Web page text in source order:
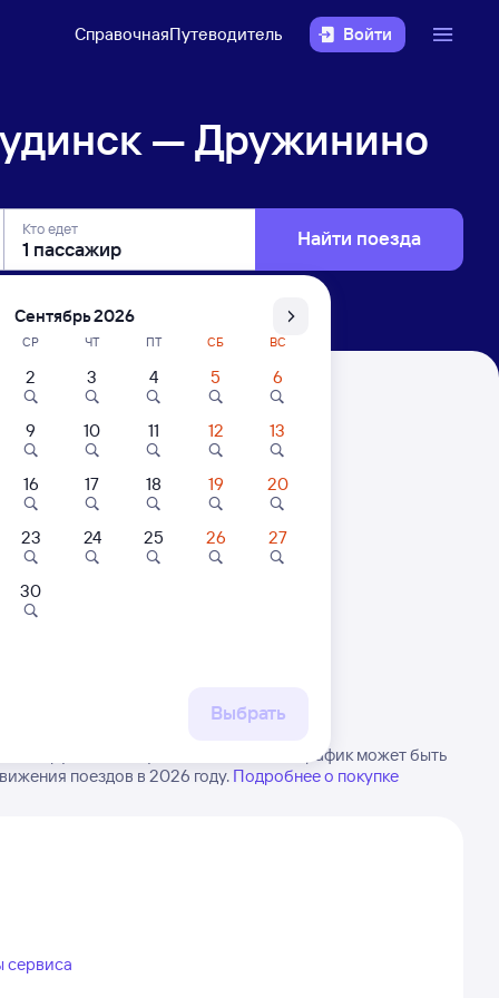
СправочнаяПутеводитель Войти
— Дружинино
Кто едет Найти поезда
в Дружинино. Будьте внимательны, график может быть
поездов в 2026 году. Подробнее о покупке
сервиса
Сентябрь 2026
СР ЧТ ПТ СБ ВС
2 3 4 5 6
9 10 11 12 13
16 17 18 19 20
23 24 25 26 27
30
Выбрать